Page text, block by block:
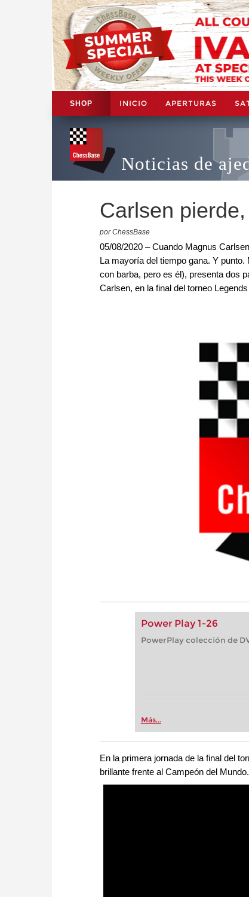
SHOP INICIO APERTURAS
Noticias de
Carlsen
por ChessBase
05/08/2020 – Cuando Magnus
La mayoría del tiempo gana. Y
con barba, pero es él), presenta dos
Carlsen, en la final del torneo
Power Play 1-26
PowerPlay colección de
Más...
En la primera jornada de la final del
brillante frente al Campeón del